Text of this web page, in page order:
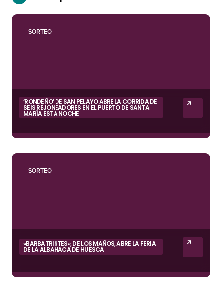
SORTEO
‘RONDEÑO’ DE SAN PELAYO ABRE LA CORRIDA DE
SEIS REJONEADORES EN EL PUERTO DE SANTA
MARÍA ESTA NOCHE
SORTEO
«BARBATRISTES», DE LOS MAÑOS, ABRE LA FERIA
DE LA ALBAHACA DE HUESCA